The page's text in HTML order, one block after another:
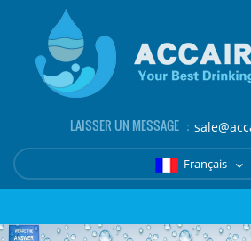
LAISSER UN MESSAGE ：
Français